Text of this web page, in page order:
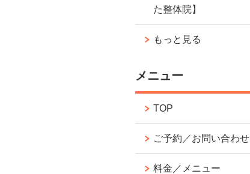
た整体院】
もっと見る
メニュー
TOP
ご予約／お問い合わせ
料金／メニュー